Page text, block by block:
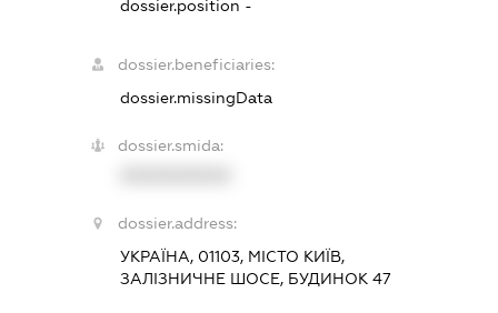
dossier.position -
dossier.beneficiaries:
dossier.missingData
dossier.smida:
dossier.address:
УКРАЇНА, 01103, МІСТО КИЇВ,
ЗАЛІЗНИЧНЕ ШОСЕ, БУДИНОК 47